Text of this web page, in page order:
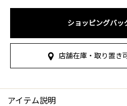
ショッピングバッ
店舗在庫・取り置き
アイテム説明